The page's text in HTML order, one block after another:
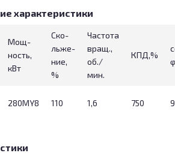
характеристики
Мощ-
ность,
кВт
Ско-
льже-
ние,
%
Частота
вращ.,
об./
мин.
КПД,%
φ
280MY8 110 1,6 750